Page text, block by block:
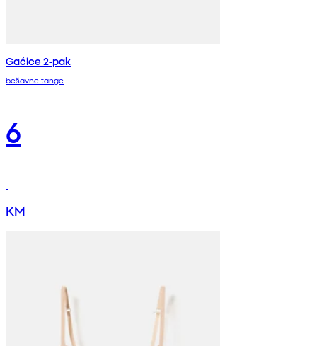
Gaćice 2-pak
bešavne tange
6
KM